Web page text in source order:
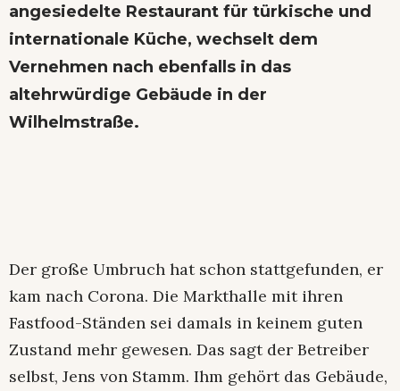
angesiedelte Restaurant für türkische und
internationale Küche, wechselt dem
Vernehmen nach ebenfalls in das
altehrwürdige Gebäude in der
Wilhelmstraße.
Der große Umbruch hat schon stattgefunden, er
kam nach Corona. Die Markthalle mit ihren
Fastfood-Ständen sei damals in keinem guten
Zustand mehr gewesen. Das sagt der Betreiber
selbst, Jens von Stamm. Ihm gehört das Gebäude,